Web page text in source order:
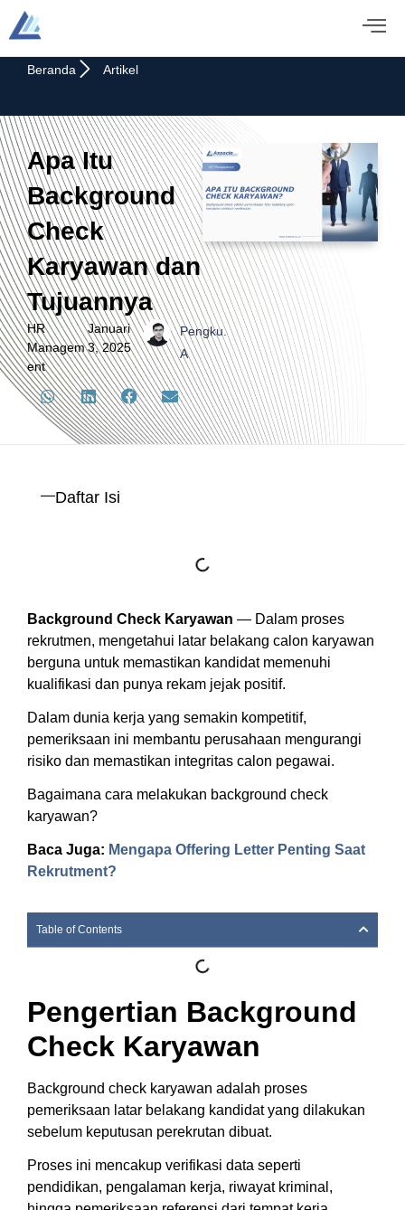
Beranda Artikel
Apa Itu
Background
Check
Karyawan dan
Tujuannya
HR
Managem
ent
Januari
3, 2025
Pengku.
A
Daftar Isi
Background Check Karyawan — Dalam proses
rekrutmen, mengetahui latar belakang calon karyawan
berguna untuk memastikan kandidat memenuhi
kualifikasi dan punya rekam jejak positif.
Dalam dunia kerja yang semakin kompetitif,
pemeriksaan ini membantu perusahaan mengurangi
risiko dan memastikan integritas calon pegawai.
Bagaimana cara melakukan background check
karyawan?
Baca Juga: Mengapa Offering Letter Penting Saat
Rekrutment?
Table of Contents
Pengertian Background
Check Karyawan
Background check karyawan adalah proses
pemeriksaan latar belakang kandidat yang dilakukan
sebelum keputusan perekrutan dibuat.
Proses ini mencakup verifikasi data seperti
pendidikan, pengalaman kerja, riwayat kriminal,